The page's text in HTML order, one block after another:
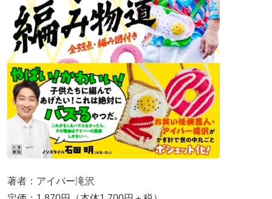
著者：アイパー滝沢